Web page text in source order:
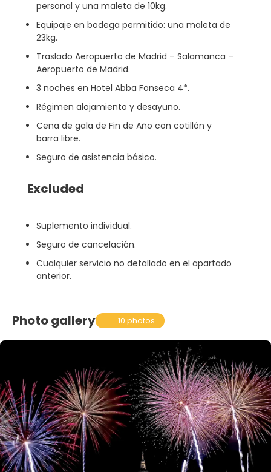
personal y una maleta de 10kg.
Equipaje en bodega permitido: una maleta de
23kg.
Traslado Aeropuerto de Madrid – Salamanca –
Aeropuerto de Madrid.
3 noches en Hotel Abba Fonseca 4*.
Régimen alojamiento y desayuno.
Cena de gala de Fin de Año con cotillón y
barra libre.
Seguro de asistencia básico.
Excluded
Suplemento individual.
Seguro de cancelación.
Cualquier servicio no detallado en el apartado
anterior.
Photo gallery 10 photos